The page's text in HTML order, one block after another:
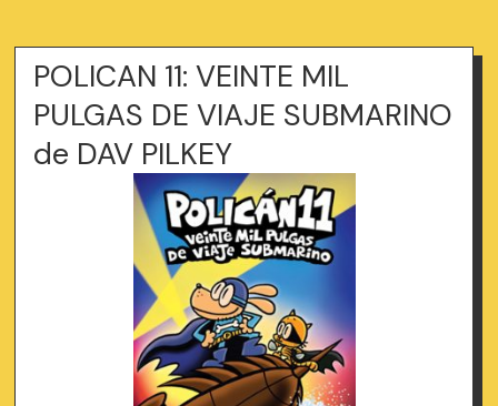
POLICAN 11: VEINTE MIL
PULGAS DE VIAJE SUBMARINO
de DAV PILKEY